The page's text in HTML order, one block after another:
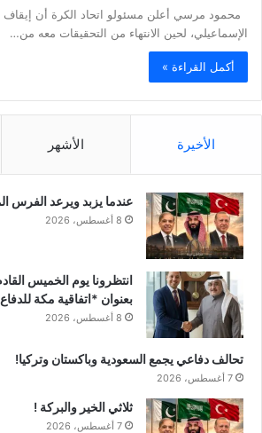
محمود مرسي أعلن مسئولو اتحاد الكرة أن
الإسماعيلي، لحين الانتهاء من التحقيقات معه من…
أكمل القراءة »
الأخيرة الأشهر
عندما يزبد ويرعد الفرس
8 أغسطس، 2026
انتظرونا يوم الخميس
بعنوان *اتفاقية مكة
8 أغسطس، 2026
تحالف دفاعي يجمع السعودية وباكستان وتركيا!
7 أغسطس، 2026
ثلاثي الخير والبركة !
7 أغسطس، 2026